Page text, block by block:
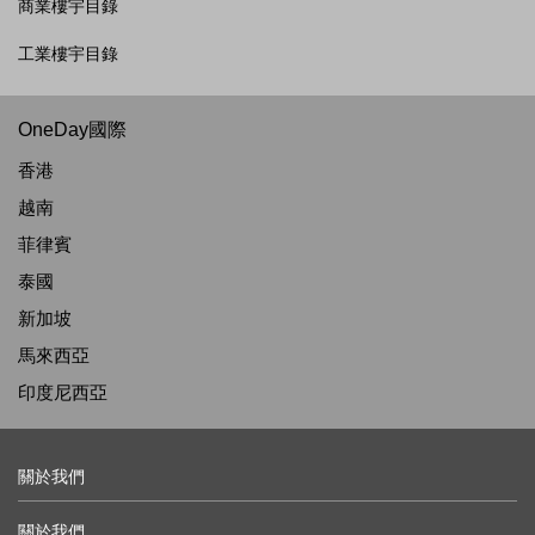
商業樓宇目錄
工業樓宇目錄
OneDay國際
香港
越南
菲律賓
泰國
新加坡
馬來西亞
印度尼西亞
關於我們